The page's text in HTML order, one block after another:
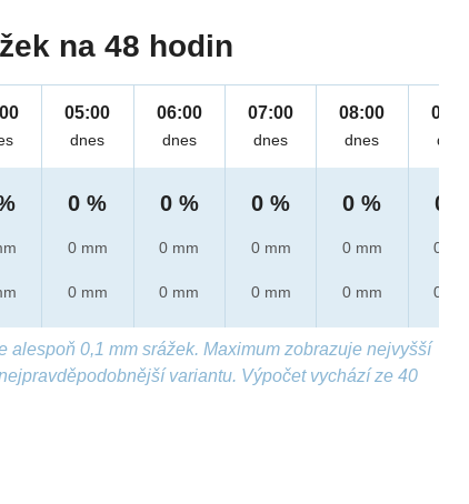
na 48 hodin
05:00
dnes
0 %
0 mm
0 mm
06:00
dnes
0 %
0 mm
0 mm
07:00
dnes
0 %
0 mm
0 mm
08:00
dnes
0 %
0 mm
0 mm
09:00
dnes
0 %
0 mm
0 mm
alespoň 0,1 mm srážek. Maximum zobrazuje nejvyšší
variantu. Výpočet vychází ze 40